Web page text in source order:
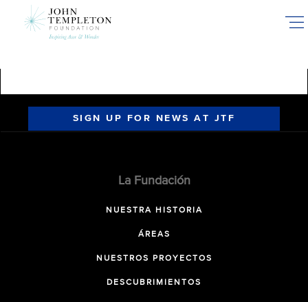
SIGN UP FOR NEWS AT JTF
La Fundación
NUESTRA HISTORIA
ÁREAS
NUESTROS PROYECTOS
DESCUBRIMIENTOS